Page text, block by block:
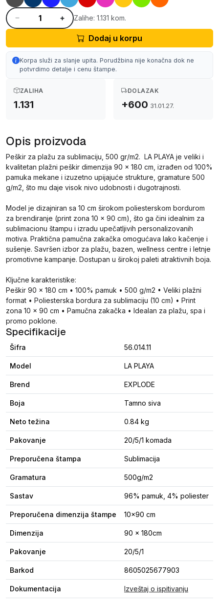
Zalihe: 1.131 kom.
Dodaj u korpu
Korpa služi za slanje upita. Porudžbina nije konačna dok ne
potvrdimo detalje i cenu štampe.
ZALIHA
1.131
DOLAZAK
+600 31.01.27.
Opis proizvoda
Peškir za plažu za sublimaciju, 500 gr/m2. LA PLAYA je veliki i
kvalitetan plažni peškir dimenzija 90 × 180 cm, izrađen od 100%
pamuka mekane i izuzetno upijajuće strukture, gramature 500
g/m2, što mu daje visok nivo udobnosti i dugotrajnosti.
Model je dizajniran sa 10 cm širokom poliesterskom bordurom
za brendiranje (print zona 10 × 90 cm), što ga čini idealnim za
sublimacionu štampu i izradu upečatljivih personalizovanih
motiva. Praktična pamučna zakačka omogućava lako kačenje i
sušenje. Savršen izbor za plažu, bazen, wellness centre i letnje
promotivne kampanje. Dostupan u širokoj paleti atraktivnih boja.
Ključne karakteristike:
Peškir 90 × 180 cm • 100% pamuk • 500 g/m2 • Veliki plažni
format • Poliesterska bordura za sublimaciju (10 cm) • Print
zona 10 × 90 cm • Pamučna zakačka • Idealan za plažu, spa i
promo poklone.
Specifikacije
Šifra 56.014.11
Model LA PLAYA
Brend EXPLODE
Boja Tamno siva
Neto težina 0.84 kg
Pakovanje 20/5/1 komada
Preporučena štampa Sublimacija
Gramatura 500g/m2
Sastav 96% pamuk, 4% poliester
Preporučena dimenzija štampe 10x90 cm
Dimenzija 90 x 180cm
Pakovanje 20/5/1
Barkod 8605025677903
Dokumentacija Izveštaj o ispitivanju